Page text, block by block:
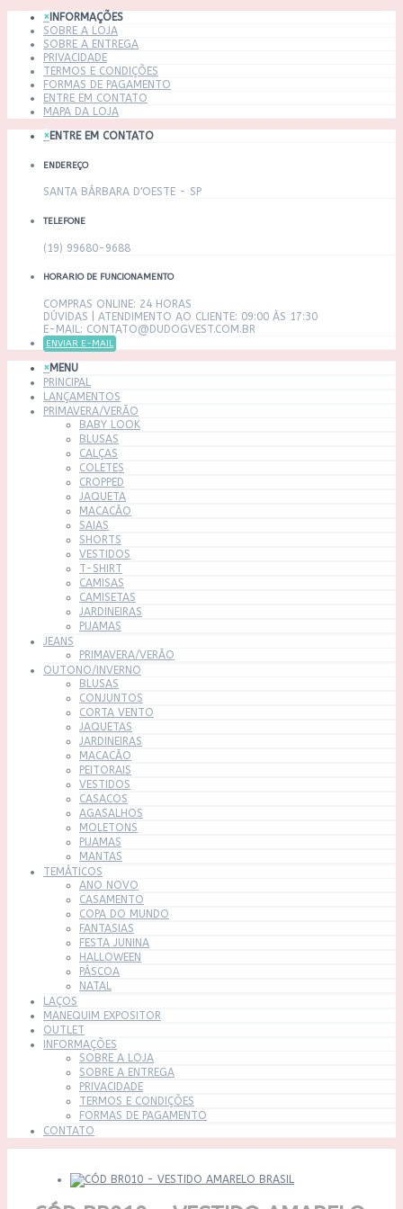
× INFORMAÇÕES
SOBRE A LOJA
SOBRE A ENTREGA
PRIVACIDADE
TERMOS E CONDIÇÕES
FORMAS DE PAGAMENTO
ENTRE EM CONTATO
MAPA DA LOJA
×ENTRE EM CONTATO
ENDEREÇO
SANTA BÁRBARA D'OESTE - SP
TELEFONE
(19) 99680-9688
HORARIO DE FUNCIONAMENTO
COMPRAS ONLINE: 24 HORAS
DÚVIDAS | ATENDIMENTO AO CLIENTE: 09:00 ÀS 17:30
E-MAIL: CONTATO@DUDOGVEST.COM.BR
ENVIAR E-MAIL
×MENU
PRINCIPAL
LANÇAMENTOS
PRIMAVERA/VERÃO
BABY LOOK
BLUSAS
CALÇAS
COLETES
CROPPED
JAQUETA
MACACÃO
SAIAS
SHORTS
VESTIDOS
T-SHIRT
CAMISAS
CAMISETAS
JARDINEIRAS
PIJAMAS
JEANS
PRIMAVERA/VERÃO
OUTONO/INVERNO
BLUSAS
CONJUNTOS
CORTA VENTO
JAQUETAS
JARDINEIRAS
MACACÃO
PEITORAIS
VESTIDOS
CASACOS
AGASALHOS
MOLETONS
PIJAMAS
MANTAS
TEMÁTICOS
ANO NOVO
CASAMENTO
COPA DO MUNDO
FANTASIAS
FESTA JUNINA
HALLOWEEN
PÁSCOA
NATAL
LAÇOS
MANEQUIM EXPOSITOR
OUTLET
INFORMAÇÕES
SOBRE A LOJA
SOBRE A ENTREGA
PRIVACIDADE
TERMOS E CONDIÇÕES
FORMAS DE PAGAMENTO
CONTATO